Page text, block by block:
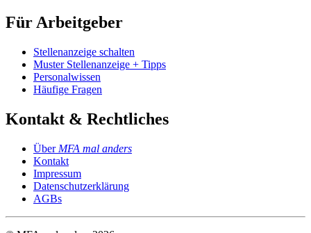
Für Arbeitgeber
Stellenanzeige schalten
Muster Stellenanzeige + Tipps
Personalwissen
Häufige Fragen
Kontakt & Rechtliches
Über MFA mal anders
Kontakt
Impressum
Datenschutzerklärung
AGBs